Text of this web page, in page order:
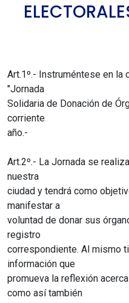
Art.1º.- Instruméntese en la
"Jornada
Solidaria de Donación de
corriente
año.-
Art.2º.- La Jornada se
nuestra
ciudad y tendrá como
manifestar a
voluntad de donar sus
registro
correspondiente. Al mismo
información que
promueva la reflexión
como así también